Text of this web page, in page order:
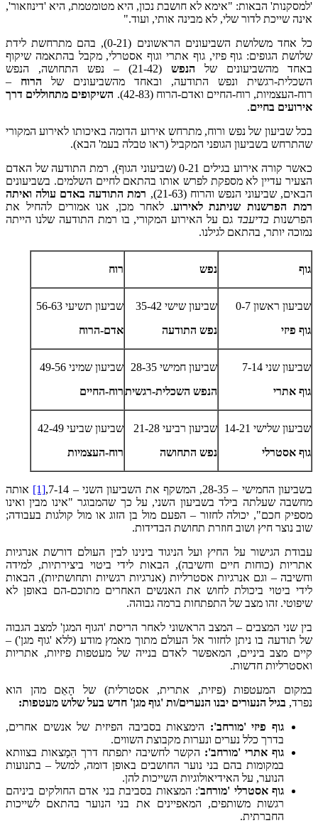
'למסקנות' הבאות: "אימא לא חושבת נכון, היא מטומטמת, היא 'דינוזאור',
אינה שייכת לדור שלי, לא מבינה אותי, ועוד."
כל אחד משלושת השביעונים הראשונים (0-21), בהם מתרחשת לידת
שלושת הגופים: גוף פיזי, גוף אתרי וגוף אסטרלי, מקבל בהתאמה שיקוף
באחד מהשביעונים של הנפש
(21-42) – נפש התחושה, הנפש
השכלית-רגשית ונפש התודעה, ובאחד מהשביעונים של הרוח –
רוח-העצמיות, רוח-החיים ואדם-הרוח (42-83).
השיקופים מתחוללים דרך
אירועים בחיים.
בכל שביעון של נפש ורוח, מתרחש אירוע הדומה באיכותו לאירוע המקורי
שהתרחש בשביעון הגופני המקביל (ראו טבלה בעמ' הבא).
כאשר קורה אירוע בגילים 0-21 (שביעוני הגוף), רמת התודעה של האדם
הצעיר עדיין לא מספקת לפרש אותו בהתאם לחיים השלמים. בשביעונים
הבאים, שביעוני הנפש והרוח (21-63),
רמת התודעה באדם עולה ואיתה
רמת הפרשנות שניתנת לאירוע. לאחר מכן, אנו אמורים להחיל את
הפרשנות בדיעבד גם על האירוע המקורי, בו רמת התודעה שלנו הייתה
נמוכה יותר, בהתאם לגילנו.
גוף נפש רוח
שביעון ראשון 0-7
גוף פיזי
שביעון שישי 35-42
נפש התודעה
שביעון תשיעי 56-63
אדם-הרוח
שביעון שני 7-14
גוף אתרי
שביעון חמישי 28-35
הנפש השכלית-רגשית
שביעון שמיני 49-56
רוח-החיים
שביעון שלישי 14-21
גוף אסטרלי
שביעון רביעי 21-28
נפש התחושה
שביעון שביעי 42-49
רוח-העצמיות
בשביעון החמישי – 28-35, המשקף את השביעון השני – 7-14, [1] אותה
מחשבה שעלתה בילד בשביעון השני, על כך שהמבוגר "אינו מבין ואינו
מספיק חכם", יכולה לחזור – הפעם מול בן הזוג או מול קולגות בעבודה;
שוב נוצר חיץ ושוב חוזרת תחושת הבדידות.
עבודת הגישור על החיץ ועל הניגוד בינינו לבין העולם דורשת אנרגיות
אתריות (כוחות חיים וחשיבה), הבאות לידי ביטוי ביצירתיות, למידה
וחשיבה – וגם אנרגיות אסטרליות (אנרגיות רגשיות ותחושתיות), הבאות
לידי ביטוי ביכולת לחוש את האנשים האחרים מתוכם-הם באופן לא
שיפוטי. זהו מצב של התפתחות ברמה גבוהה.
בין שני המצבים – המצב הראשוני לאחר הריסת 'הגוף המגן' למצב הגבוה
של תודעה בו ניתן לחזור אל העולם מתוך מאמץ מודע (ללא 'גוף מגן') –
קיים מצב ביניים, המאפשר לאדם בנייה של מעטפות פיזיות, אתריות
ואסטרליות חדשות.
במקום המעטפות (פיזית, אתרית, אסטרלית) של הָאֵם מהן הוא
נפרד, בגיל הנעורים יבנו הנערים/ות 'גוף מגן' חדש בעל שלוש מעטפות:
גוף פיזי 'מורחב': הימצאות בסביבה הפיזית של אנשים אחרים,
בדרך כלל נערים ונערות מקבוצת השווים.
גוף אתרי 'מורחב': הקשר לחשיבה יתפתח דרך הִמָצאות בצוותא
במקומות בהם בני נוער החושבים באופן דומה, למשל – בתנועות
הנוער, על האידיאולוגיות השייכות להן.
גוף אסטרלי 'מורחב': המצאות בסביבת בני אדם החולקים ביניהם
רגשות משותפים, המאפיינים את בני הנוער בהתאם לשייכות
החברתית.